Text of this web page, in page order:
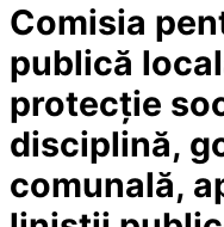
Comisia
publică
protecție
disciplină,
comunală,